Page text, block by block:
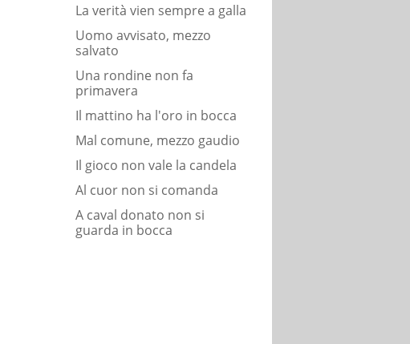
La verità vien sempre a galla
Uomo avvisato, mezzo
salvato
Una rondine non fa
primavera
Il mattino ha l'oro in bocca
Mal comune, mezzo gaudio
Il gioco non vale la candela
Al cuor non si comanda
A caval donato non si
guarda in bocca